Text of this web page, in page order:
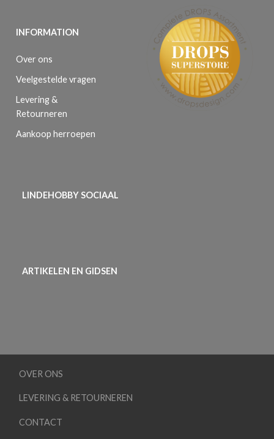
INFORMATION
Over ons
Veelgestelde vragen
Levering &
Retourneren
Aankoop herroepen
LINDEHOBBY SOCIAAL
ARTIKELEN EN GIDSEN
OVER ONS
LEVERING & RETOURNEREN
CONTACT